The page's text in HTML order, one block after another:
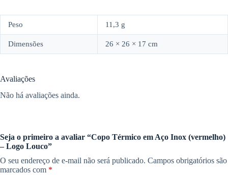
Peso 11,3 g
Dimensões 26 × 26 × 17 cm
Avaliações
Não há avaliações ainda.
Seja o primeiro a avaliar “Copo Térmico em Aço Inox (vermelho)
– Logo Louco”
O seu endereço de e-mail não será publicado. Campos obrigatórios são
marcados com *